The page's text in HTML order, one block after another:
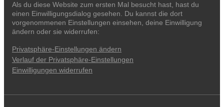
Als du diese Website zum ersten Mal besucht hast, hast du
einen Einwilligungsdialog gesehen. Du kannst die dort
vorgenommenen Einstellungen einsehen, deine Einwilligung
ändern oder sie widerrufen:
Privatsphäre-Einstellungen ändern
Verlauf der Privatsphäre-Einstellungen
Einwilligungen widerrufen